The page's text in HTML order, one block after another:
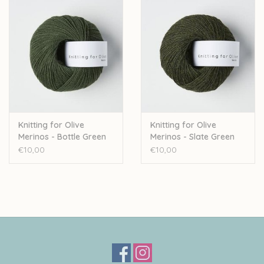
Knitting for Olive
Merinos - Bottle Green
€10,00
Knitting for Olive
Merinos - Slate Green
€10,00